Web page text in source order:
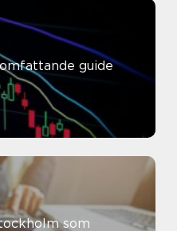
guide
som